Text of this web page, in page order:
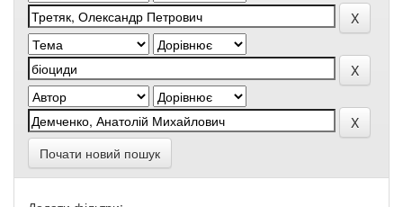
Почати новий пошук